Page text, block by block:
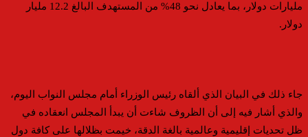
مليارات دولار، بما يعادل نحو 48% من المستهدف البالغ 12.2 مليار
دولار.
جاء ذلك في البيان الذي ألقاه رئيس الوزراء أمام مجلس النواب اليوم،
والذي أشار فيه إلى أن الظروف شاءت أن يبدأ المجلس انعقاده في
ظل تحديات إقليمية وعالمية بالغة الدقة، خيمت بظلالها على كافة دول